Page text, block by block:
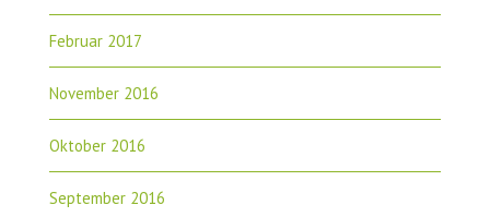
Februar 2017
November 2016
Oktober 2016
September 2016